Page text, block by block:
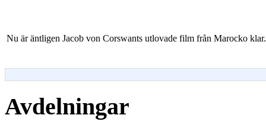
Nu är äntligen Jacob von Corswants utlovade film från Marocko
Avdelningar